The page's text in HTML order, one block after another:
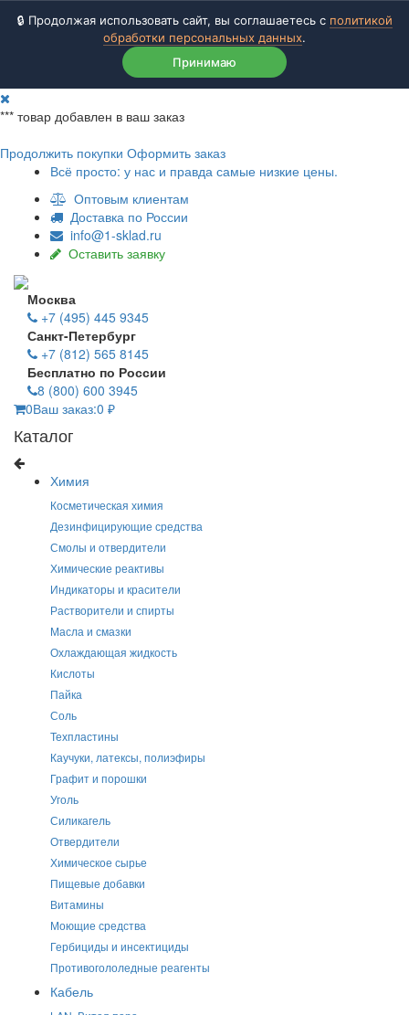
🔒 Продолжая использовать сайт, вы соглашаетесь с политикой
обработки персональных данных.
Принимаю
*** товар добавлен в ваш заказ
Продолжить покупки Оформить заказ
Всё просто: у нас и правда самые низкие цены.
Оптовым клиентам
Доставка по России
info@1-sklad.ru
Оставить заявку
Москва
+7 (495) 445 9345
Санкт-Петербург
+7 (812) 565 8145
Бесплатно по России
8 (800) 600 3945
0Ваш заказ:0 ₽
Каталог
Химия
Косметическая химия
Дезинфицирующие средства
Смолы и отвердители
Химические реактивы
Индикаторы и красители
Растворители и спирты
Масла и смазки
Охлаждающая жидкость
Кислоты
Пайка
Соль
Техпластины
Каучуки, латексы, полиэфиры
Графит и порошки
Уголь
Силикагель
Отвердители
Химическое сырье
Пищевые добавки
Витамины
Моющие средства
Гербициды и инсектициды
Противогололедные реагенты
Кабель